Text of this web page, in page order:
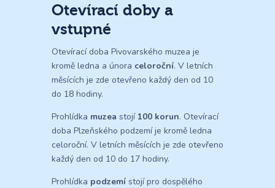
Otevírací doby a
vstupné
Otevírací doba Pivovarského muzea je
kromě ledna a února celoroční. V letních
měsících je zde otevřeno každý den od 10
do 18 hodiny.
Prohlídka muzea stojí 100 korun. Otevírací
doba Plzeňského podzemí je kromě ledna
celoroční. V letních měsících je zde otevřeno
každý den od 10 do 17 hodiny.
Prohlídka podzemí stojí pro dospělého